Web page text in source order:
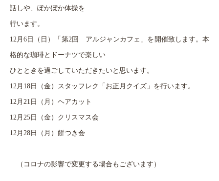
話しや、ぽかぽか体操を
行います。
12月6 日（日）「第2回 アルジャンカフェ」を開催致します。本
格的な珈琲とドーナツで楽しい
ひとときを過ごしていただきたいと思います。
12月 18 日（金）スタッフレク「お正月クイズ」を行います。
12月 21 日（月）ヘアカット
12月 25 日（金）クリスマス会
12月 28 日（月）餅つき会
（コロナの影響で変更する場合もございます）